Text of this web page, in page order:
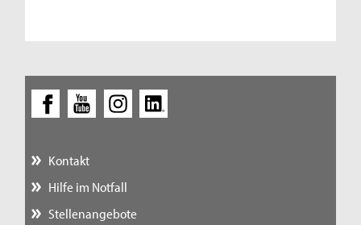
Kontakt
Hilfe im Notfall
Stellenangebote